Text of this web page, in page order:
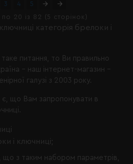
категорія брелоки і
питання, то Ви правильно
- наш інтернет-магазин -
галузі з 2003 року.
що Вам запропонувати в
і ключниці;
з таким набором параметрів,
3 4
5
20 із 82 (5 сторінок)